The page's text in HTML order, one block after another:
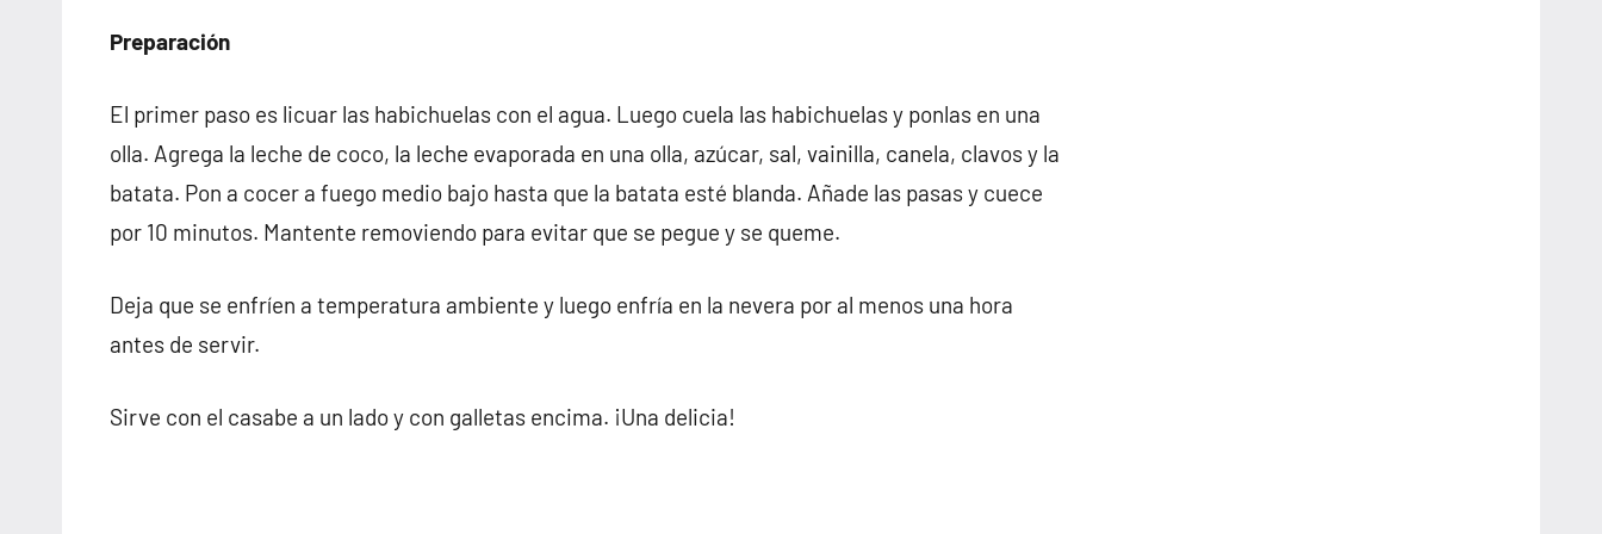
Preparación
El primer paso es licuar las habichuelas con el agua. Luego cuela las habichuelas y ponlas en una
olla. Agrega la leche de coco, la leche evaporada en una olla, azúcar, sal, vainilla, canela, clavos y la
batata. Pon a cocer a fuego medio bajo hasta que la batata esté blanda. Añade las pasas y cuece
por 10 minutos. Mantente removiendo para evitar que se pegue y se queme.
Deja que se enfríen a temperatura ambiente y luego enfría en la nevera por al menos una hora
antes de servir.
Sirve con el casabe a un lado y con galletas encima. ¡Una delicia!